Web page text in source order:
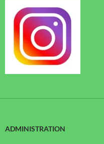
ADMINISTRATION